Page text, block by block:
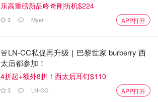
乐高重磅新品咚奇刚街机$224
3 Myer APP打开
🚨LN-CC私促再升级｜巴黎世家 burberry 西
太后都参加！
4折起+额外8折！西太后耳钉$110
3 LN-CC APP打开